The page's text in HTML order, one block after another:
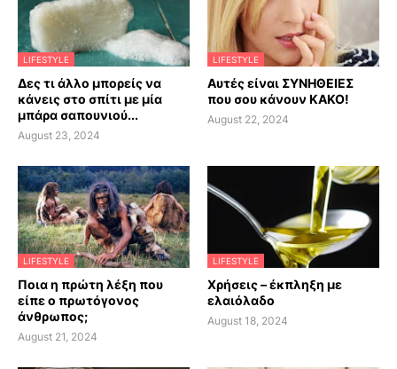
LIFESTYLE
Δες τι άλλο μπορείς να
κάνεις στο σπίτι με μία
μπάρα σαπουνιού...
August 23, 2024
LIFESTYLE
Αυτές είναι ΣΥΝΗΘΕΙΕΣ
που σου κάνουν ΚΑΚΟ!
August 22, 2024
LIFESTYLE
Ποια η πρώτη λέξη που
είπε ο πρωτόγονος
άνθρωπος;
August 21, 2024
LIFESTYLE
Χρήσεις – έκπληξη με
ελαιόλαδο
August 18, 2024